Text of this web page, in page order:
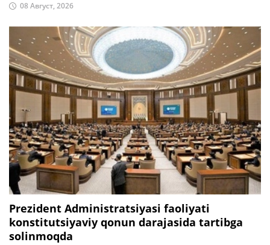
08 Август, 2026
Prezident Administratsiyasi faoliyati
konstitutsiyaviy qonun darajasida tartibga
solinmoqda